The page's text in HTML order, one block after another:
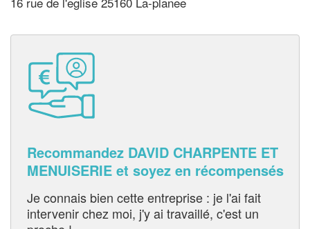
Recommandez DAVID CHARPENTE ET
MENUISERIE et soyez en récompensés
Je connais bien cette entreprise : je l'ai fait
intervenir chez moi, j'y ai travaillé, c'est un